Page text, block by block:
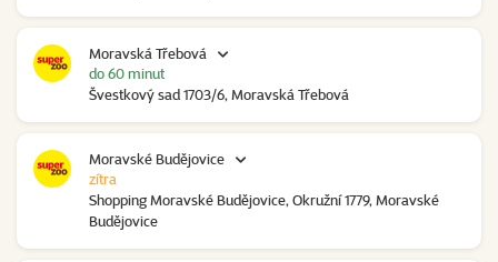
Moravská Třebová
Švestkový sad 1703/6, Moravská Třebová
do 60 minut
Moravské Budějovice
Shopping Moravské Budějovice, Okružní 1779, Moravské
Budějovice
zítra